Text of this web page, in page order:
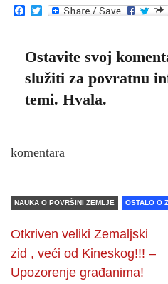
Facebook
Twitter
Ostavite svoj
služiti za povratnu
temi. Hvala.
komentara
NAUKA O POVRŠINI ZEMLJE OSTALO O
Otkriven veliki Zemaljski
zid , veći od Kineskog!!! –
Upozorenje građanima!